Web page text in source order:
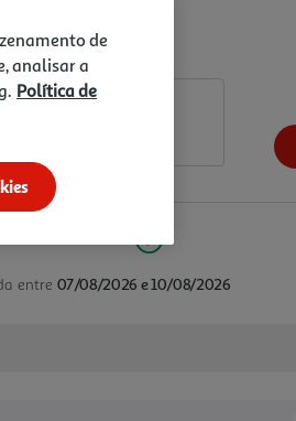
entre 07/08/2026 e 10/08/2026
de
analisar a
Política de